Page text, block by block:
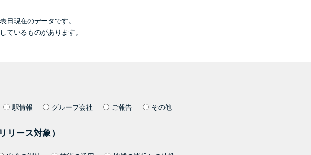
日現在のデータです。
ているものがあります。
駅情報 グループ会社 ご報告 その他
リース対象）